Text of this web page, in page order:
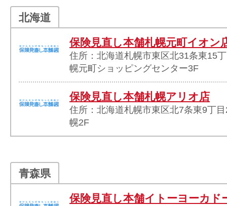
北海道
保険見直し本舗札幌元町イオン
住所：北海道札幌市東区北31条東15
幌元町ショッピングセンター3F
保険見直し本舗札幌アリオ店
住所：北海道札幌市東区北7条東9丁
幌2F
青森県
保険見直し本舗イトーヨーカド